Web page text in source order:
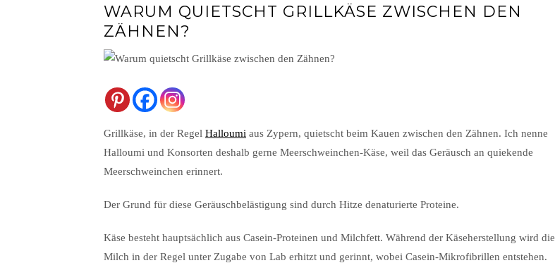
WARUM QUIETSCHT GRILLKÄSE ZWISCHEN DEN
ZÄHNEN?
Grillkäse, in der Regel Halloumi aus Zypern, quietscht beim Kauen zwischen den Zähnen. Ich nenne
Halloumi und Konsorten deshalb gerne Meerschweinchen-Käse, weil das Geräusch an quiekende
Meerschweinchen erinnert.
Der Grund für diese Geräuschbelästigung sind durch Hitze denaturierte Proteine.
Käse besteht hauptsächlich aus Casein-Proteinen und Milchfett. Während der Käseherstellung wird die
Milch in der Regel unter Zugabe von Lab erhitzt und gerinnt, wobei Casein-Mikrofibrillen entstehen.